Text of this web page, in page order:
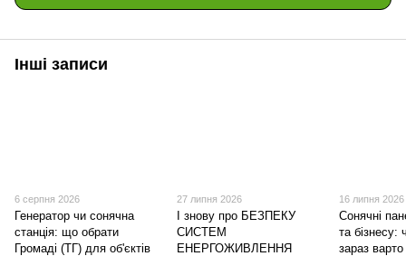
Інші записи
6 серпня 2026
Генератор чи сонячна
станція: що обрати
Громаді (ТГ) для об'єктів
27 липня 2026
І знову про БЕЗПЕКУ
СИСТЕМ
ЕНЕРГОЖИВЛЕННЯ
16 липня 2026
Сонячні
та бізнесу:
зараз